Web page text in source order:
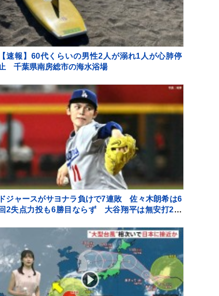
【速報】60代くらいの男性2人が溺れ1人が心肺停
止 千葉県南房総市の海水浴場
ドジャースがサヨナラ負けで7連敗 佐々木朗希は6
回2失点力投も6勝目ならず 大谷翔平は無安打2四